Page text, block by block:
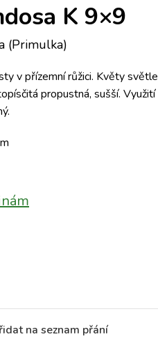
K 9×9
(Primulka)
v přízemní růžici. Květy
propustná, sušší.
na seznam přání